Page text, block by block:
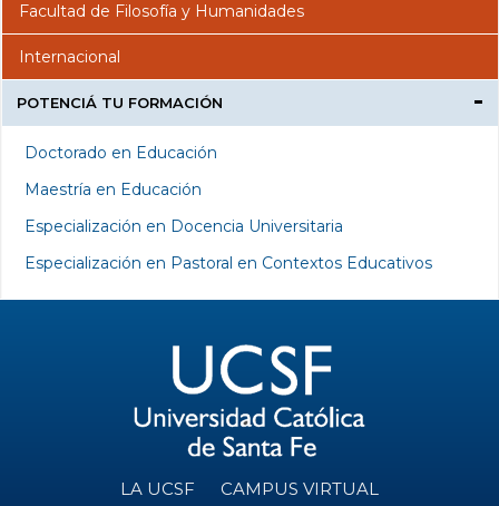
Facultad de Filosofía y Humanidades
Internacional
POTENCIÁ TU FORMACIÓN
Doctorado en Educación
Maestría en Educación
Especialización en Docencia Universitaria
Especialización en Pastoral en Contextos Educativos
LA UCSF CAMPUS VIRTUAL